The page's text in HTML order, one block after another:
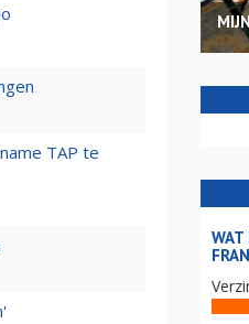
TAP te
WAT